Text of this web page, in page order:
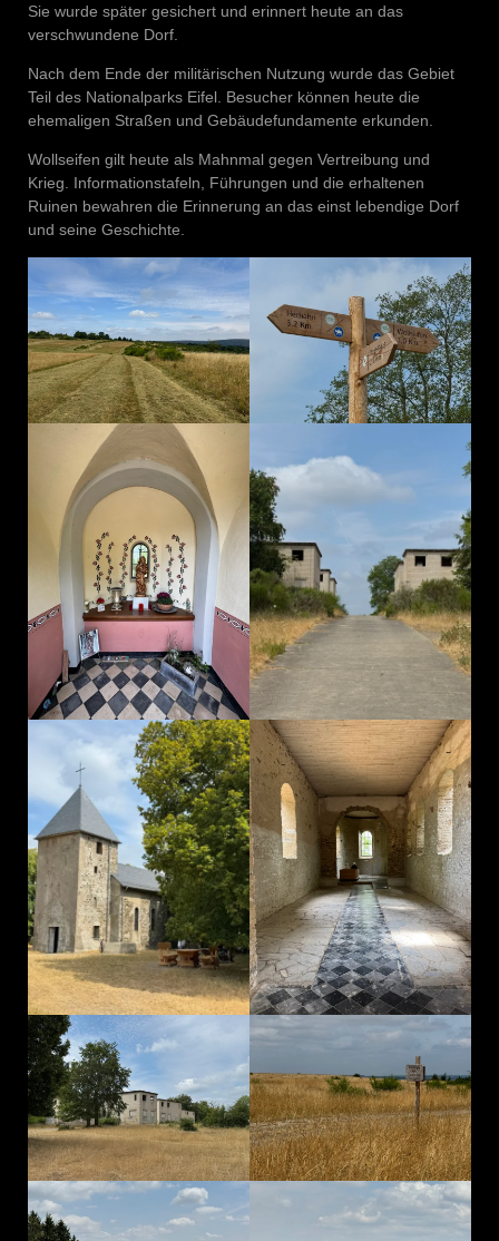
Sie wurde später gesichert und erinnert heute an das
verschwundene Dorf.
Nach dem Ende der militärischen Nutzung wurde das Gebiet
Teil des Nationalparks Eifel. Besucher können heute die
ehemaligen Straßen und Gebäudefundamente erkunden.
Wollseifen gilt heute als Mahnmal gegen Vertreibung und
Krieg. Informationstafeln, Führungen und die erhaltenen
Ruinen bewahren die Erinnerung an das einst lebendige Dorf
und seine Geschichte.